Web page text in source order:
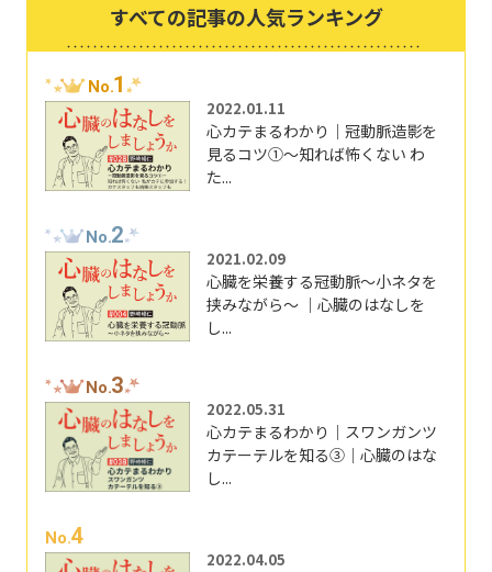
すべての記事の人気ランキング
No.1
2022.01.11
心カテまるわかり｜冠動脈造影を
見るコツ①～知れば怖くない わ
た...
No.2
2021.02.09
心臓を栄養する冠動脈～小ネタを
挟みながら～ ｜心臓のはなしを
し...
No.3
2022.05.31
心カテまるわかり｜スワンガンツ
カテーテルを知る③｜心臓のはな
し...
No.4
2022.04.05